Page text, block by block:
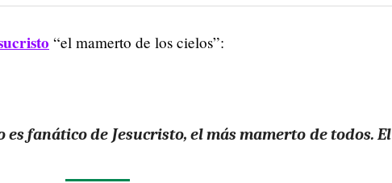
“el mamerto de los cielos”:
es fanático de Jesucristo, el más mamerto de todos. El